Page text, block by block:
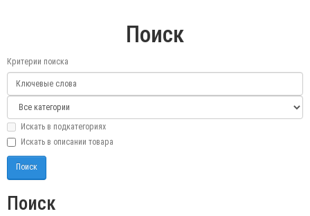
Поиск
Критерии поиска
Искать в подкатегориях
Искать в описании товара
Поиск